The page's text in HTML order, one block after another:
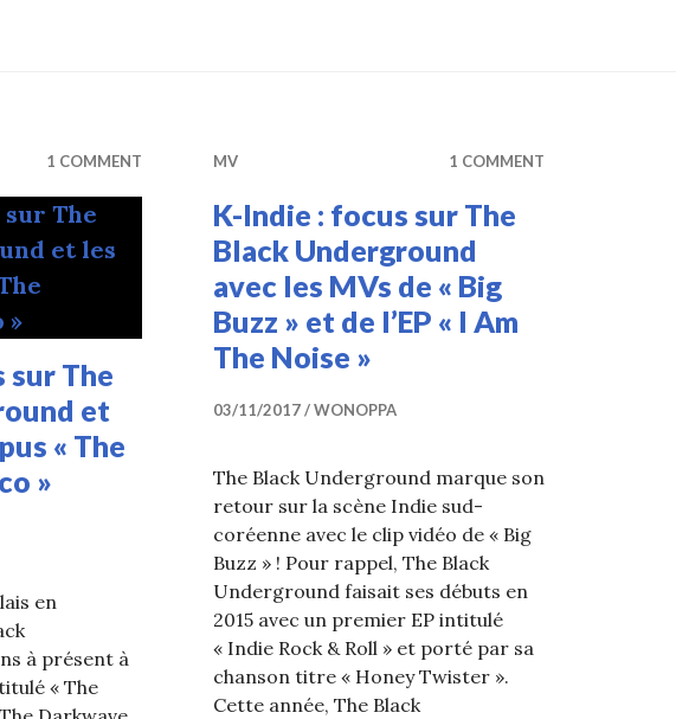
1 COMMENT
sur The
et
« The
»
en
à présent à
« The
MV 1 COMMENT
K-Indie : focus sur The
Black Underground
avec les MVs de « Big
Buzz » et de l’EP « I Am
The Noise »
03/11/2017 WONOPPA
The Black Underground marque son
retour sur la scène Indie sud-
coréenne avec le clip vidéo de « Big
Buzz » ! Pour rappel, The Black
Underground faisait ses débuts en
2015 avec un premier EP intitulé
« Indie Rock & Roll » et porté par sa
chanson titre « Honey Twister ».
Cette année, The Black